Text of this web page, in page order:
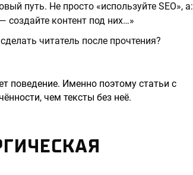
путь. Не просто «используйте SEO», а:
контент под них…»
читатель после прочтения?
поведение. Именно поэтому статьи с
чем тексты без неё.